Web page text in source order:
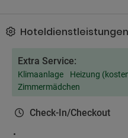
Hoteldienstleistungen
Extra Service:
Klimaanlage Heizung
Zimmermädchen
Check-In/Checkout